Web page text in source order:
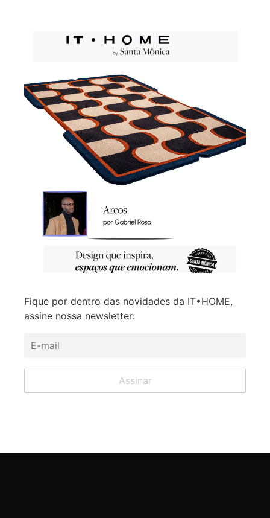
Fique por dentro das novidades da IT•HOME,
assine nossa newsletter: